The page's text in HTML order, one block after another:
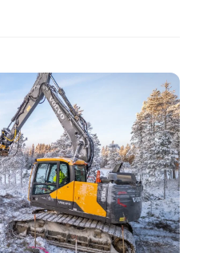
en una planta certificada
siguen normas
metálicas. Puede
se ajustan a las